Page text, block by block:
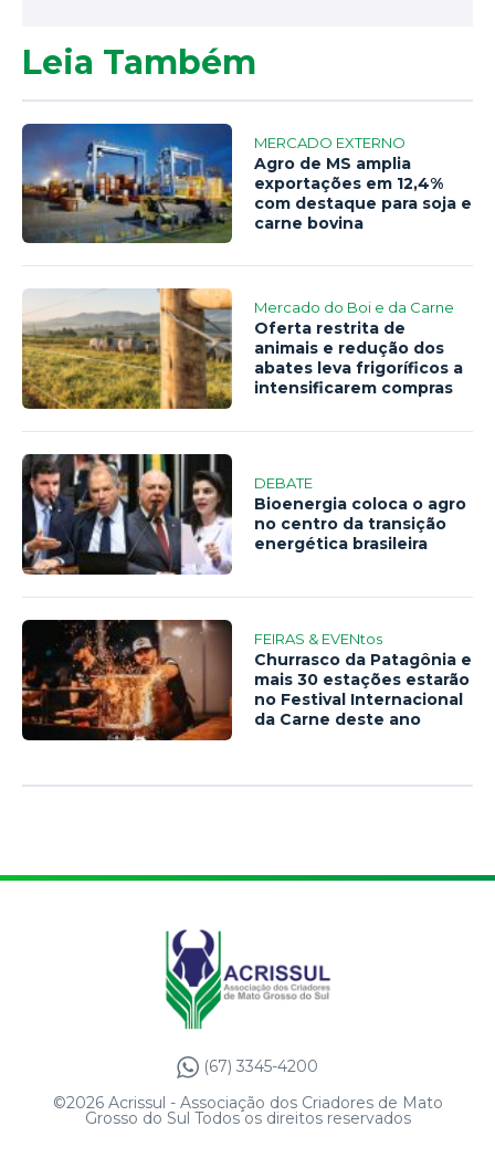
Leia Também
MERCADO EXTERNO
Agro de MS amplia
exportações em 12,4%
com destaque para soja e
carne bovina
Mercado do Boi e da Carne
Oferta restrita de
animais e redução dos
abates leva frigoríficos a
intensificarem compras
DEBATE
Bioenergia coloca o agro
no centro da transição
energética brasileira
FEIRAS & EVENtos
Churrasco da Patagônia e
mais 30 estações estarão
no Festival Internacional
da Carne deste ano
(67) 3345-4200
©2026 Acrissul - Associação dos Criadores de Mato
Grosso do Sul Todos os direitos reservados